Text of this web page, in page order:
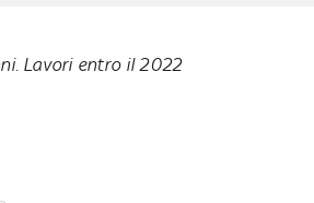
Lavori entro il 2022